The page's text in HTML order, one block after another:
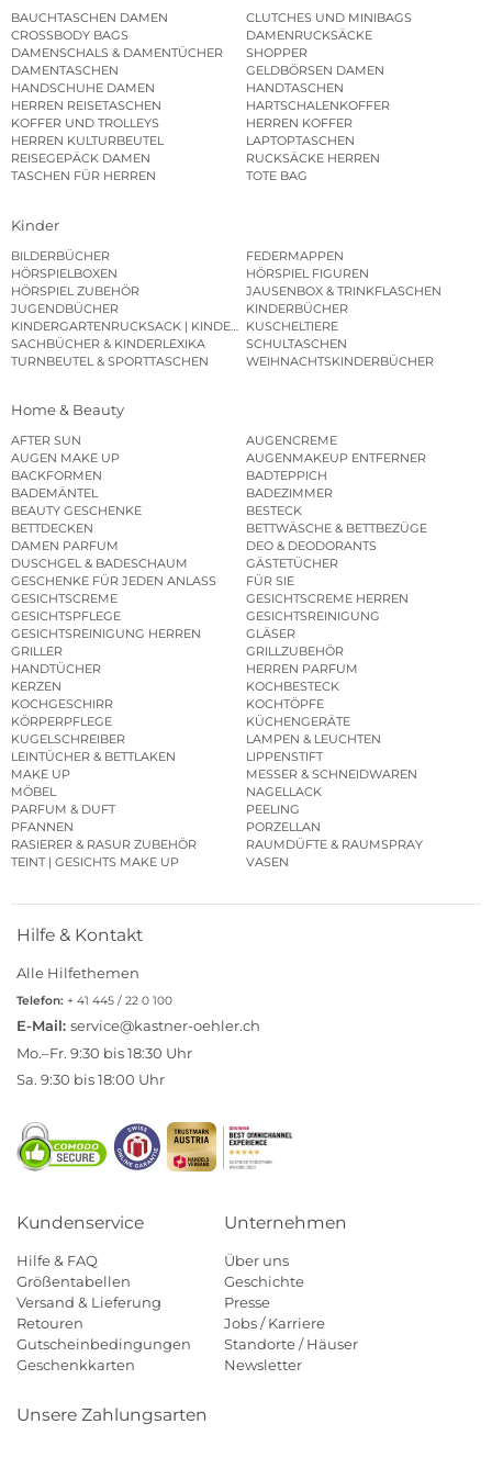
BAUCHTASCHEN DAMEN
CLUTCHES UND MINIBAGS
CROSSBODY BAGS
DAMENRUCKSÄCKE
DAMENSCHALS & DAMENTÜCHER
SHOPPER
DAMENTASCHEN
GELDBÖRSEN DAMEN
HANDSCHUHE DAMEN
HANDTASCHEN
HERREN REISETASCHEN
HARTSCHALENKOFFER
KOFFER UND TROLLEYS
HERREN KOFFER
HERREN KULTURBEUTEL
LAPTOPTASCHEN
REISEGEPÄCK DAMEN
RUCKSÄCKE HERREN
TASCHEN FÜR HERREN
TOTE BAG
Kinder
BILDERBÜCHER
FEDERMAPPEN
HÖRSPIELBOXEN
HÖRSPIEL FIGUREN
HÖRSPIEL ZUBEHÖR
JAUSENBOX & TRINKFLASCHEN
JUGENDBÜCHER
KINDERBÜCHER
KINDERGARTENRUCKSACK | KINDERGARTENBEUTEL
KUSCHELTIERE
SACHBÜCHER & KINDERLEXIKA
SCHULTASCHEN
TURNBEUTEL & SPORTTASCHEN
WEIHNACHTSKINDERBÜCHER
Home & Beauty
AFTER SUN
AUGENCREME
AUGEN MAKE UP
AUGENMAKEUP ENTFERNER
BACKFORMEN
BADTEPPICH
BADEMÄNTEL
BADEZIMMER
BEAUTY GESCHENKE
BESTECK
BETTDECKEN
BETTWÄSCHE & BETTBEZÜGE
DAMEN PARFUM
DEO & DEODORANTS
DUSCHGEL & BADESCHAUM
GÄSTETÜCHER
GESCHENKE FÜR JEDEN ANLASS
FÜR SIE
GESICHTSCREME
GESICHTSCREME HERREN
GESICHTSPFLEGE
GESICHTSREINIGUNG
GESICHTSREINIGUNG HERREN
GLÄSER
GRILLER
GRILLZUBEHÖR
HANDTÜCHER
HERREN PARFUM
KERZEN
KOCHBESTECK
KOCHGESCHIRR
KOCHTÖPFE
KÖRPERPFLEGE
KÜCHENGERÄTE
KUGELSCHREIBER
LAMPEN & LEUCHTEN
LEINTÜCHER & BETTLAKEN
LIPPENSTIFT
MAKE UP
MESSER & SCHNEIDWAREN
MÖBEL
NAGELLACK
PARFUM & DUFT
PEELING
PFANNEN
PORZELLAN
RASIERER & RASUR ZUBEHÖR
RAUMDÜFTE & RAUMSPRAY
TEINT | GESICHTS MAKE UP
VASEN
Hilfe & Kontakt
Alle Hilfethemen
Telefon: + 41 445 / 22 0 100
E-Mail: service@kastner-oehler.ch
Mo.–Fr. 9:30 bis 18:30 Uhr
Sa. 9:30 bis 18:00 Uhr
Kundenservice
Hilfe & FAQ
Größentabellen
Versand & Lieferung
Retouren
Gutscheinbedingungen
Geschenkkarten
Unternehmen
Über uns
Geschichte
Presse
Jobs / Karriere
Standorte / Häuser
Newsletter
Unsere Zahlungsarten